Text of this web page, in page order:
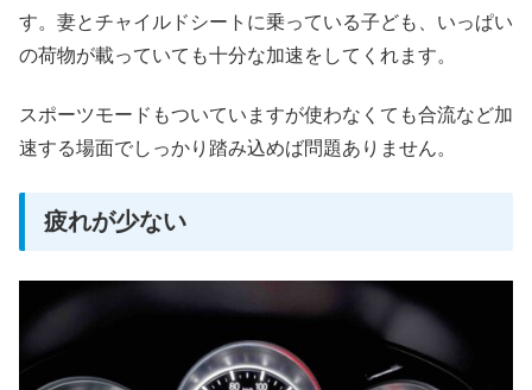
す。妻とチャイルドシートに乗っている子ども、いっぱい
の荷物が載っていても十分な加速をしてくれます。
スポーツモードもついていますが使わなくても合流など加
速する場面でしっかり踏み込めば問題ありません。
疲れが少ない